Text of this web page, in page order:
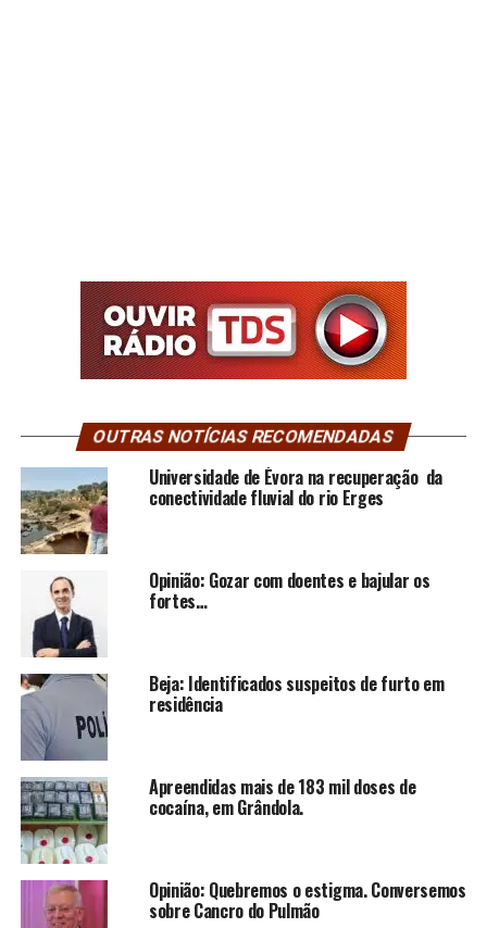
OUTRAS NOTÍCIAS RECOMENDADAS
Universidade de Évora na recuperação da
conectividade fluvial do rio Erges
Opinião: Gozar com doentes e bajular os
fortes…
Beja: Identificados suspeitos de furto em
residência
Apreendidas mais de 183 mil doses de
cocaína, em Grândola.
Opinião: Quebremos o estigma. Conversemos
sobre Cancro do Pulmão